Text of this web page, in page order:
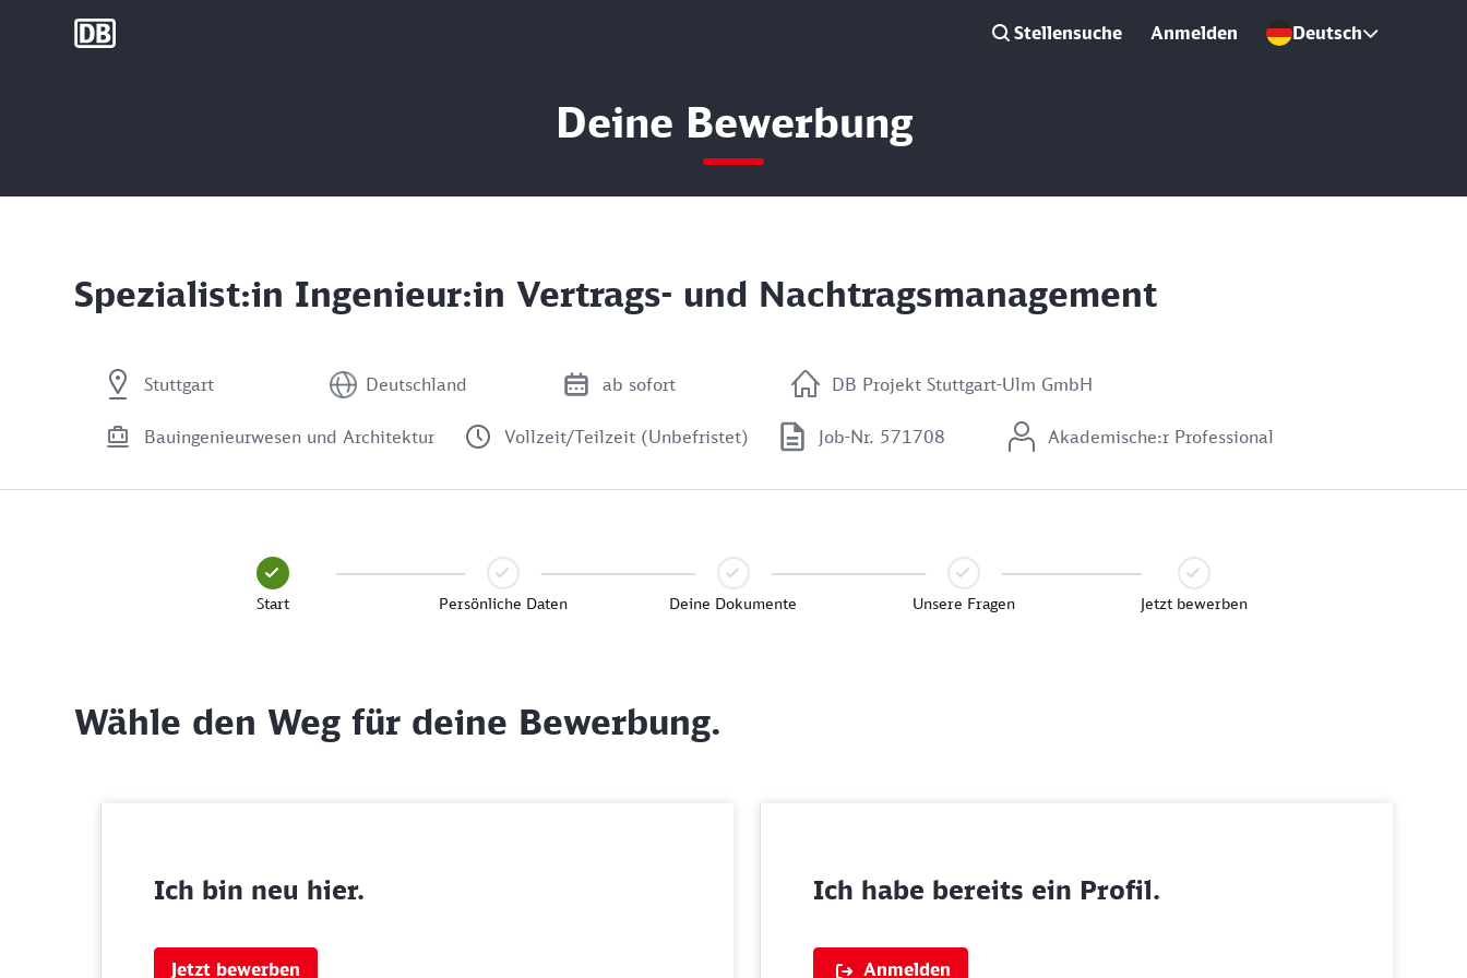
DB Group Stellensuche Anmelden Deutsch
Deine Bewerbung
Spezialist:in Ingenieur:in Vertrags- und Nachtragsmanagement
Stuttgart Deutschland ab sofort DB Projekt Stuttgart-Ulm GmbH
Bauingenieurwesen und Architektur Vollzeit/Teilzeit (Unbefristet) Job-Nr. 571708 Akademische:r Professional
Start Persönliche Daten Deine Dokumente Unsere Fragen Jetzt bewerben
Wähle den Weg für deine Bewerbung.
Ich bin neu hier.
Jetzt bewerben
Ich habe bereits ein Profil.
Anmelden